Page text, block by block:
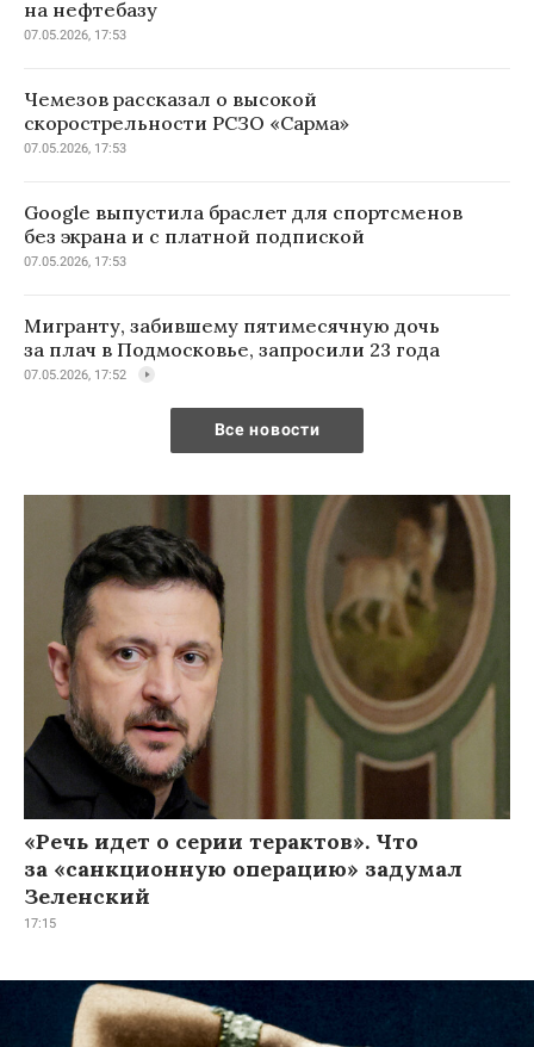
на нефтебазу
07.05.2026, 17:53
Чемезов рассказал о высокой
скорострельности РСЗО «Сарма»
07.05.2026, 17:53
Google выпустила браслет для спортсменов
без экрана и с платной подпиской
07.05.2026, 17:53
Мигранту, забившему пятимесячную дочь
за плач в Подмосковье, запросили 23 года
07.05.2026, 17:52
Все новости
«Речь идет о серии терактов». Что
за «санкционную операцию» задумал
Зеленский
17:15